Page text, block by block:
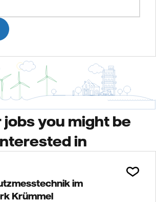
jobs you might be
in
im
Krümmel